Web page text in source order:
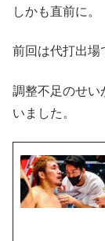
しかも直前に。
前回は代打出場
調整不足のせい
いました。